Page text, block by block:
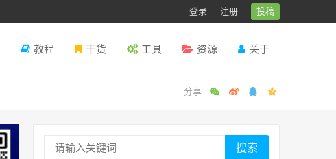
登录 注册 投稿
教程 干货 工具 资源 关于
搜索